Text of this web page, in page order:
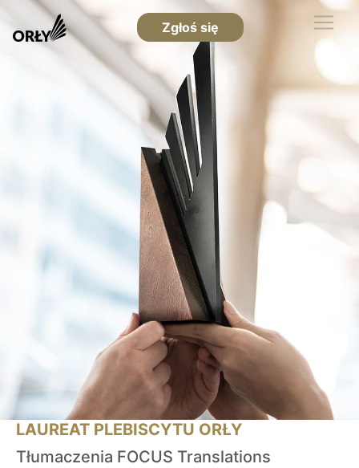
Zgłoś się
LAUREAT PLEBISCYTU ORŁY
Tłumaczenia FOCUS Translations